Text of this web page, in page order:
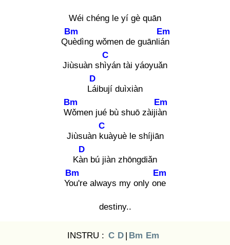
Wéi chéng le yí gè quān
Què
Bm
dìng wǒmen de guānlián
Em
Jiùsuàn shìy
C
án tài yáoyuǎn
Lái
D
bují duìxiàn
Wǒ
Bm
men jué bù shuō zàijiàn
Em
Jiùsuàn ku
C
àyuè le shíjiān
Kàn
D
bú jiàn zhōngdiǎn
You
Bm
're always my only one
Em
destiny..
INSTRU : C D | Bm Em